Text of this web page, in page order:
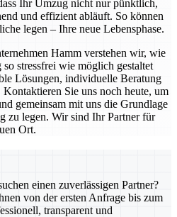
Ihr Umzug nicht nur pünktlich,
und effizient abläuft. So können
legen – Ihre neue Lebensphase.
Hamm verstehen wir, wie
stressfrei wie möglich gestaltet
Lösungen, individuelle Beratung
Sie uns noch heute, um
gemeinsam mit uns die Grundlage
zu legen. Wir sind Ihr Partner für
Ort.
einen zuverlässigen Partner?
von der ersten Anfrage bis zum
transparent und